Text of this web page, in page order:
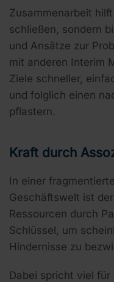
Zusammenarbeit
schließen, sondern
und Ansätze zur
mit anderen Interim
Ziele schneller,
und folglich einen
pflastern.
Kraft durch
In einer
Geschäftswelt ist
Ressourcen durch
Schlüssel, um
Hindernisse zu
Dabei spricht viel